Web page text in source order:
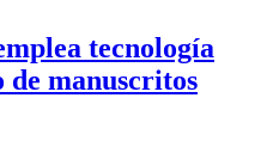
tecnología
manuscritos